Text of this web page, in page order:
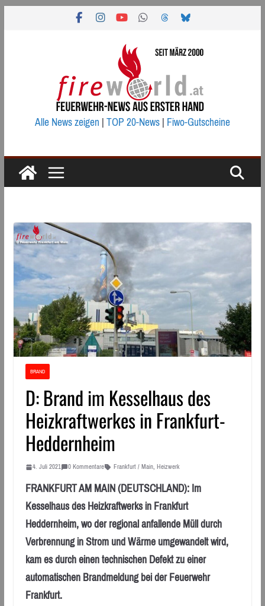
Alle News zeigen|TOP 20-News|Fiwo-Gutscheine
BRAND
D: Brand im Kesselhaus des
Heizkraftwerkes in Frankfurt-
Heddernheim
4. Juli 2021 0 Kommentare Frankfurt / Main, Heizwerk
FRANKFURT AM MAIN (DEUTSCHLAND): Im
Kesselhaus des Heizkraftwerks in Frankfurt
Heddernheim, wo der regional anfallende Müll durch
Verbrennung in Strom und Wärme umgewandelt wird,
kam es durch einen technischen Defekt zu einer
automatischen Brandmeldung bei der Feuerwehr
Frankfurt.